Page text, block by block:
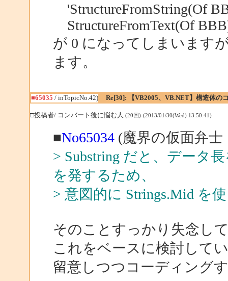
'StructureFromString(Of
StructureFromText(Of
が 0 になってしまいます
ます。
■65035 / inTopicNo.42) Re[30]: 【VB2005、VB.NET】構造体の
□投稿者/ コンバート後に悩む人 (20回)-(2013/01/30(Wed) 13:50:41)
■No65034(魔界の仮面弁士
> Substring だと、データ
を発するため、
> 意図的に Strings.Mid を
そのことすっかり失念し
これをベースに検討して
留意しつつコーディング